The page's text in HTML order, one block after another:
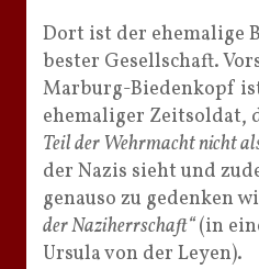
Dort ist der ehemalige
bester Gesellschaft.
Marburg-Biedenkopf
ehemaliger Zeitsoldat,
Teil der Wehrmacht nicht
der Nazis sieht und
genauso zu gedenken
der Naziherrschaft“(in
Ursula von der Leyen).